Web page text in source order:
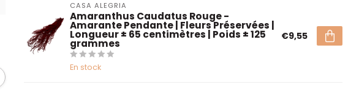
CASA ALEGRIA
Amaranthus Caudatus Rouge -
Amarante Pendante | Fleurs Préservées |
Longueur ± 65 centimètres | Poids ± 125
grammes
En stock
€9,55